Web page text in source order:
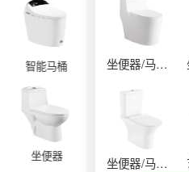
智能马桶
坐便器
坐便器/马桶系列
坐便器/马桶系列